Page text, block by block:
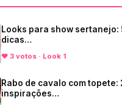
Looks para show sertanejo:
dicas…
♥ 3 votos · Look 1
Rabo de cavalo com topete:
inspirações…